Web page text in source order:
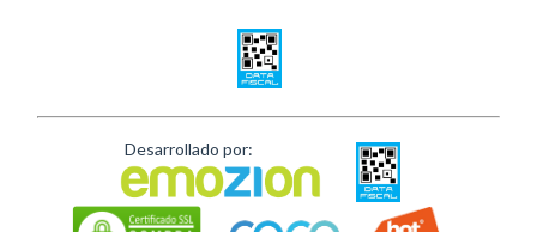
Desarrollado por: